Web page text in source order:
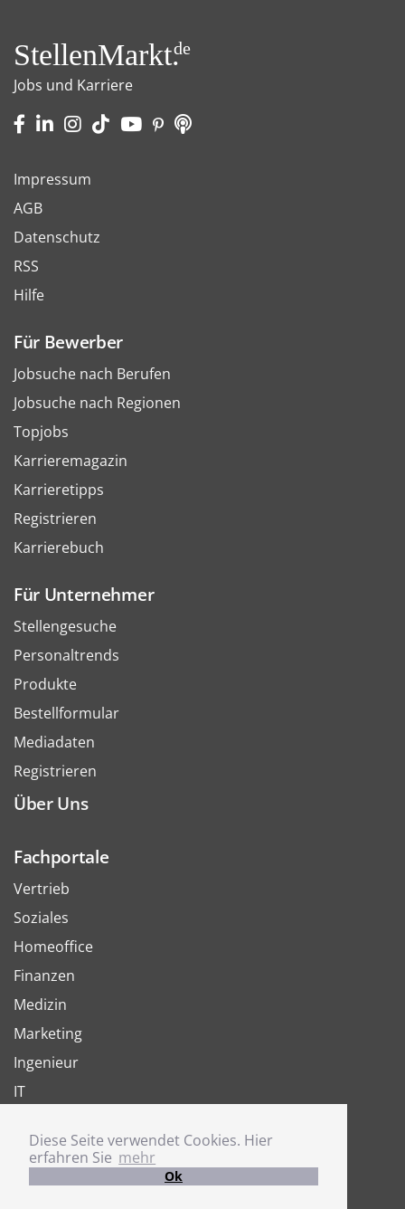
Diese Seite verwendet Cookies. Hier
erfahren Sie mehr
Ok
StellenMarkt.de
Jobs und Karriere
Impressum
AGB
Datenschutz
RSS
Hilfe
Für Bewerber
Jobsuche nach Berufen
Jobsuche nach Regionen
Topjobs
Karrieremagazin
Karrieretipps
Registrieren
Karrierebuch
Für Unternehmer
Stellengesuche
Personaltrends
Produkte
Bestellformular
Mediadaten
Registrieren
Über Uns
Fachportale
Vertrieb
Soziales
Homeoffice
Finanzen
Medizin
Marketing
Ingenieur
IT
Joboter